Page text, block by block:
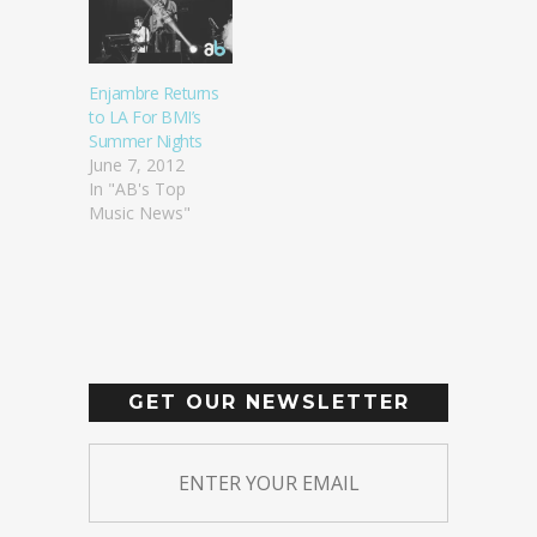
Enjambre Returns
to LA For BMI’s
Summer Nights
June 7, 2012
In "AB's Top
Music News"
GET OUR NEWSLETTER